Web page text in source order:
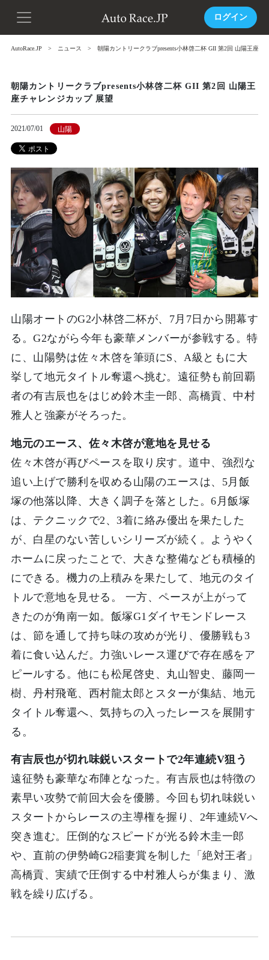
ログイン
AutoRace.JP ニュース 朝陽カントリークラブpresents小林啓二杯 GII 第2回 山陽王座チ
朝陽カントリークラブpresents小林啓二杯 GII 第2回 山陽王
座チャレンジカップ 展望
2021/07/01 山陽
山陽オートのG2小林啓二杯が、7月7日から開幕す
る。G2ながら今年も豪華メンバーが参戦する。特
に、山陽勢は佐々木啓を筆頭にS、A級ともに大
挙して地元タイトル奪還へ挑む。遠征勢も前回覇
者の有吉辰也をはじめ鈴木圭一郎、高橋貢、中村
雅人と強豪がそろった。
地元のエース、佐々木啓が意地を見せる
佐々木啓が再びペースを取り戻す。道中、強烈な
追い上げで勝利を収める山陽のエースは、5月飯
塚の他落以降、大きく調子を落とした。6月飯塚
は、テクニックで2、3着に絡み優出を果たした
が、白星のない苦しいシリーズが続く。ようやく
ホームに戻ったことで、大きな整備なども積極的
にできる。機力の上積みを果たして、地元のタイ
トルで意地を見せる。 一方、ペースが上がって
きたのが角南一如。飯塚G1ダイヤモンドレース
は、節を通して持ち味の攻めが光り、優勝戦も3
着に食い込んだ。力強いレース運びで存在感をア
ピールする。他にも松尾啓史、丸山智史、藤岡一
樹、丹村飛竜、西村龍太郎とスターが集結、地元
タイトル奪還へ、気持ちの入ったレースを展開す
る。
有吉辰也が切れ味鋭いスタートで2年連続V狙う
遠征勢も豪華な布陣となった。有吉辰也は特徴の
素早い攻勢で前回大会を優勝。今回も切れ味鋭い
スタートからレースの主導権を握り、2年連続Vへ
突き進む。圧倒的なスピードが光る鈴木圭一郎
や、直前の伊勢崎G2稲妻賞を制した「絶対王者」
高橋貢、実績で圧倒する中村雅人らが集まり、激
戦を繰り広げる。